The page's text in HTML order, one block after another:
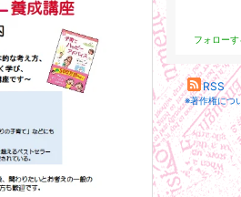
フォロー
RSS
※著作権につ